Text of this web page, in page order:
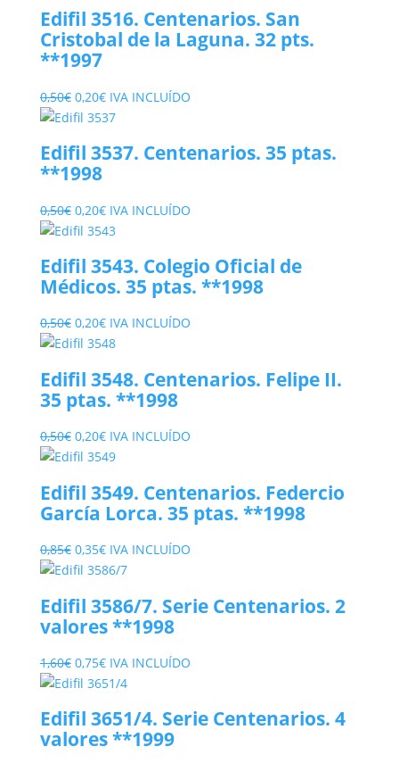
era:
1,90€.
es:
1,00€.
Edifil 3516. Centenarios. San
Cristobal de la Laguna. 32 pts.
**1997
0,50€ El
precio
era:
0,50€.
0,20€El
precio
es:
IVA INCLUÍDO
Edifil 3537. Centenarios. 35 ptas.
**1998
0,50€ El
precio
era:
0,50€.
0,20€El
precio
es:
0,20€.
IVA INCLUÍDO
Edifil 3543. Colegio Oficial de
Médicos. 35 ptas. **1998
0,50€ El
precio
era:
0,50€.
0,20€El
precio
es:
0,20€.
IVA INCLUÍDO
Edifil 3548. Centenarios. Felipe II.
35 ptas. **1998
0,50€ El
precio
era:
0,50€.
0,20€El
precio
es:
0,20€.
IVA INCLUÍDO
Edifil 3549. Centenarios. Federcio
García Lorca. 35 ptas. **1998
0,85€ El
precio
era:
0,85€.
0,35€El
precio
es:
0,35€.
IVA INCLUÍDO
Edifil 3586/7. Serie Centenarios. 2
valores **1998
1,60€ El
precio
era:
1,60€.
0,75€El
precio
es:
0,75€.
IVA INCLUÍDO
Edifil 3651/4. Serie Centenarios. 4
valores **1999